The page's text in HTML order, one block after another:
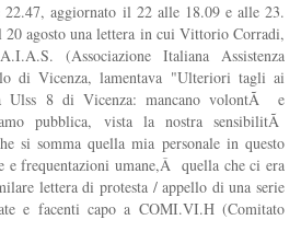
aggiornato il 22 alle 18.09 e alle 23.
agosto una lettera in cui Vittorio Corradi,
(Associazione Italiana Assistenza
di Vicenza, lamentava "Ulteriori tagli ai
Ulss 8 di Vicenza: mancano volontÃ e
pubblica, vista la nostra sensibilitÃ
si somma quella mia personale in questo
e frequentazioni umane,Â quella che ci era
lettera di protesta / appello di una serie
e facenti capo a COMI.VI.H (Comitato